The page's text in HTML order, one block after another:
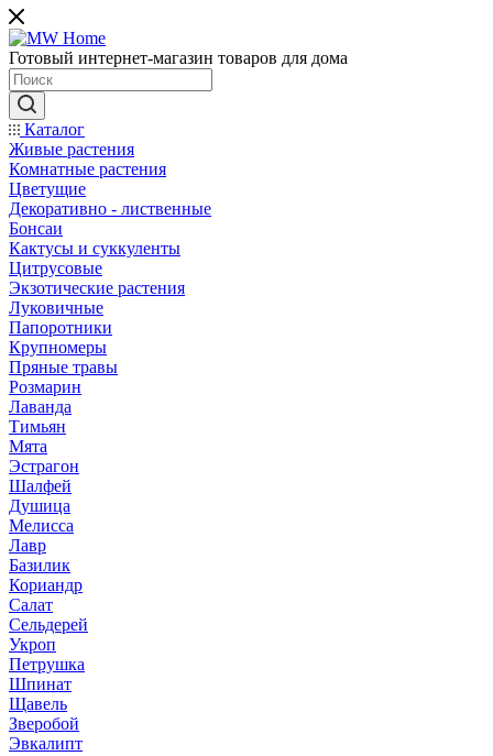
Готовый интернет-магазин товаров для дома
Каталог
Живые растения
Комнатные растения
Цветущие
Декоративно - лиственные
Бонсаи
Кактусы и суккуленты
Цитрусовые
Экзотические растения
Луковичные
Папоротники
Крупномеры
Пряные травы
Розмарин
Лаванда
Тимьян
Мята
Эстрагон
Шалфей
Душица
Мелисса
Лавр
Базилик
Кориандр
Салат
Сельдерей
Укроп
Петрушка
Шпинат
Щавель
Зверобой
Эвкалипт